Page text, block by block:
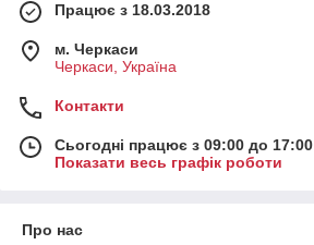
Працює з 18.03.2018
м. Черкаси
Черкаси, Україна
Контакти
Сьогодні працює з 09:00 до 17:00
Показати весь графік роботи
Про нас